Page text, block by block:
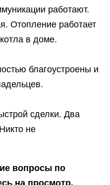
работают.
Отопление работает
в доме.
благоустроены и
сделки. Два
не
вопросы по
на просмотр.